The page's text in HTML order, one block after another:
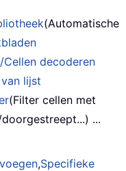
(Automatische
Cellen decoderen
lijst
(Filter cellen met
...
,Specifieke